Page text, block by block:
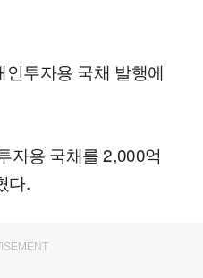
투자용 국채 발행에
자용 국채를 2,000억
다.